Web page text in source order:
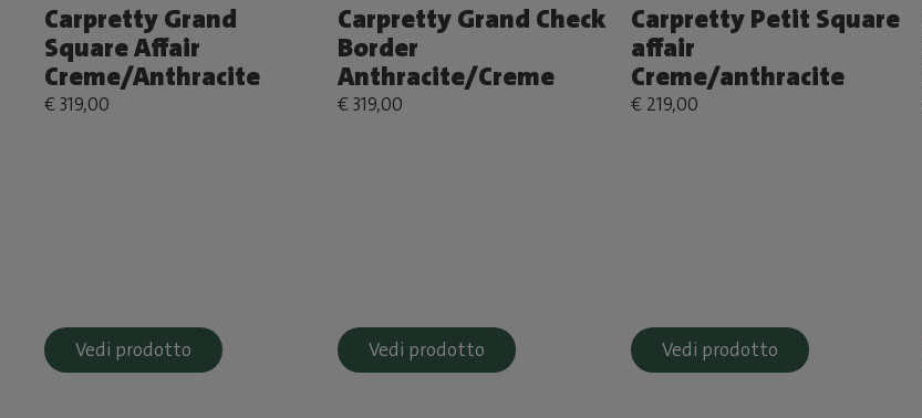
Carpretty Grand
Square Affair
Creme/Anthracite
€ 319,00
Vedi prodotto
Carpretty Grand Check
Border
Anthracite/Creme
€ 319,00
Vedi prodotto
Carpretty Petit Square
affair
Creme/anthracite
€ 219,00
Vedi prodotto